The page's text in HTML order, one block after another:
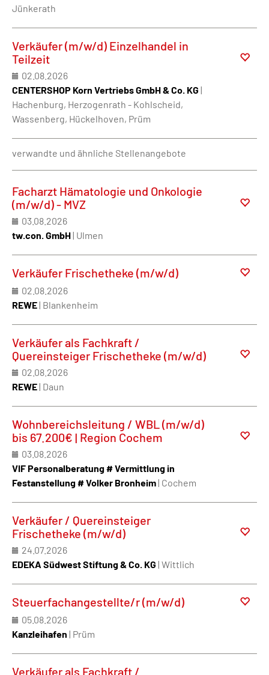
Jünkerath
Verkäufer (m/w/d) Einzelhandel in
Teilzeit
02.08.2026
CENTERSHOP Korn Vertriebs GmbH & Co. KG |
Hachenburg, Herzogenrath - Kohlscheid,
Wassenberg, Hückelhoven, Prüm
verwandte und ähnliche Stellenangebote
Facharzt Hämatologie und Onkologie
(m/w/d) - MVZ
03.08.2026
tw.con. GmbH| Ulmen
Verkäufer Frischetheke (m/w/d)
02.08.2026
REWE| Blankenheim
Verkäufer als Fachkraft /
Quereinsteiger Frischetheke (m/w/d)
02.08.2026
REWE| Daun
Wohnbereichsleitung / WBL (m/w/d)
bis 67.200€ | Region Cochem
03.08.2026
VIF Personalberatung # Vermittlung in
Festanstellung # Volker Bronheim| Cochem
Verkäufer / Quereinsteiger
Frischetheke (m/w/d)
24.07.2026
EDEKA Südwest Stiftung & Co. KG | Wittlich
Steuerfachangestellte/r (m/w/d)
05.08.2026
Kanzleihafen | Prüm
Verkäufer als Fachkraft /